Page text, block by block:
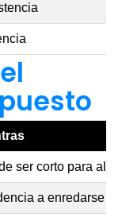
ser corto para
a enredarse